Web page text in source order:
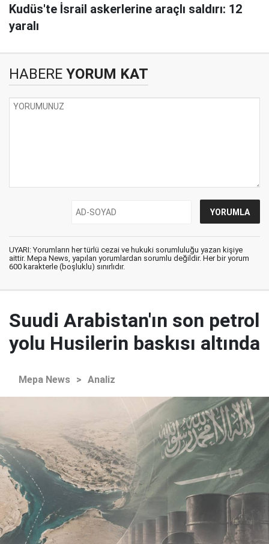
Kudüs'te İsrail askerlerine araçlı saldırı: 12
yaralı
HABERE YORUM KAT
UYARI: Yorumların her türlü cezai ve hukuki sorumluluğu yazan kişiye
aittir. Mepa News, yapılan yorumlardan sorumlu değildir. Her bir yorum
600 karakterle (boşluklu) sınırlıdır.
Suudi Arabistan'ın son petrol
yolu Husilerin baskısı altında
Mepa News > Analiz